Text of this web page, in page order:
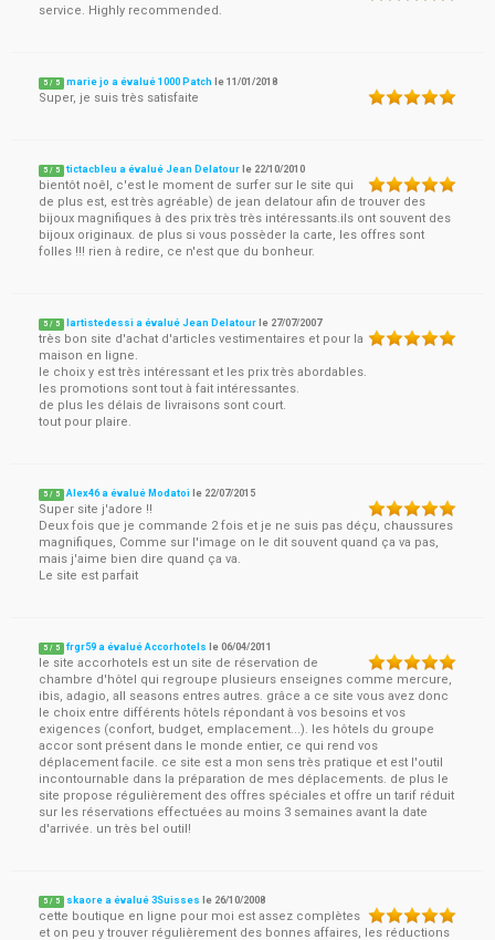
service. Highly recommended.
5 / 5 marie jo a évalué 1000 Patch le11/01/2018
Super, je suis très satisfaite
5 / 5 tictacbleu a évalué Jean Delatour le 22/10/2010
bientôt noêl, c'est le moment de surfer sur le site qui
de plus est, est très agréable) de jean delatour afin de trouver des
bijoux magnifiques à des prix très très intéressants.ils ont souvent des
bijoux originaux. de plus si vous possèder la carte, les offres sont
folles !!! rien à redire, ce n'est que du bonheur.
5 / 5 lartistedessi a évalué Jean Delatour le 27/07/2007
très bon site d'achat d'articles vestimentaires et pour la
maison en ligne.
le choix y est très intéressant et les prix très abordables.
les promotions sont tout à fait intéressantes.
de plus les délais de livraisons sont court.
tout pour plaire.
5 / 5 Alex46 a évalué Modatoi le 22/07/2015
Super site j'adore !!
Deux fois que je commande 2 fois et je ne suis pas déçu, chaussures
magnifiques, Comme sur l'image on le dit souvent quand ça va pas,
mais j'aime bien dire quand ça va.
Le site est parfait
5 / 5 frgr59 a évalué Accorhotels le06/04/2011
le site accorhotels est un site de réservation de
chambre d'hôtel qui regroupe plusieurs enseignes comme mercure,
ibis, adagio, all seasons entres autres. grâce a ce site vous avez donc
le choix entre différents hôtels répondant à vos besoins et vos
exigences (confort, budget, emplacement...). les hôtels du groupe
accor sont présent dans le monde entier, ce qui rend vos
déplacement facile. ce site est a mon sens très pratique et est l'outil
incontournable dans la préparation de mes déplacements. de plus le
site propose régulièrement des offres spéciales et offre un tarif réduit
sur les réservations effectuées au moins 3 semaines avant la date
d'arrivée. un très bel outil!
5 / 5 skaore a évalué 3Suisses le 26/10/2008
cette boutique en ligne pour moi est assez complètes
et on peu y trouver régulièrement des bonnes affaires, les réductions